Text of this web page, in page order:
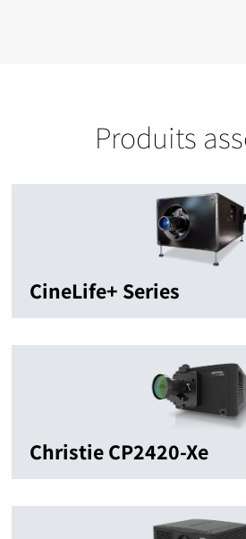
Produits
CineLife+ Series
Christie CP2420-Xe